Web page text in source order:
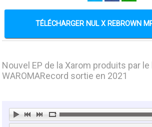
TÉLÉCHARGER NUL X REBROWN
Nouvel EP de la Xarom produits par le
WAROMARecord sortie en 2021